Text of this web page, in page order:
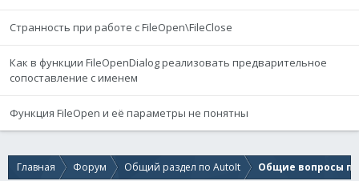
Странность при работе с FileOpen\FileClose
Как в функции FileOpenDialog реализовать предварительное
сопоставление с именем
Функция FileOpen и её параметры не понятны
Главная Форум Общий раздел по AutoIt Общие вопросы